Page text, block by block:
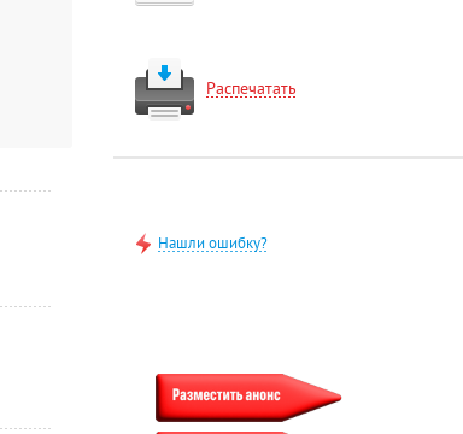
Распечатать
Нашли ошибку?